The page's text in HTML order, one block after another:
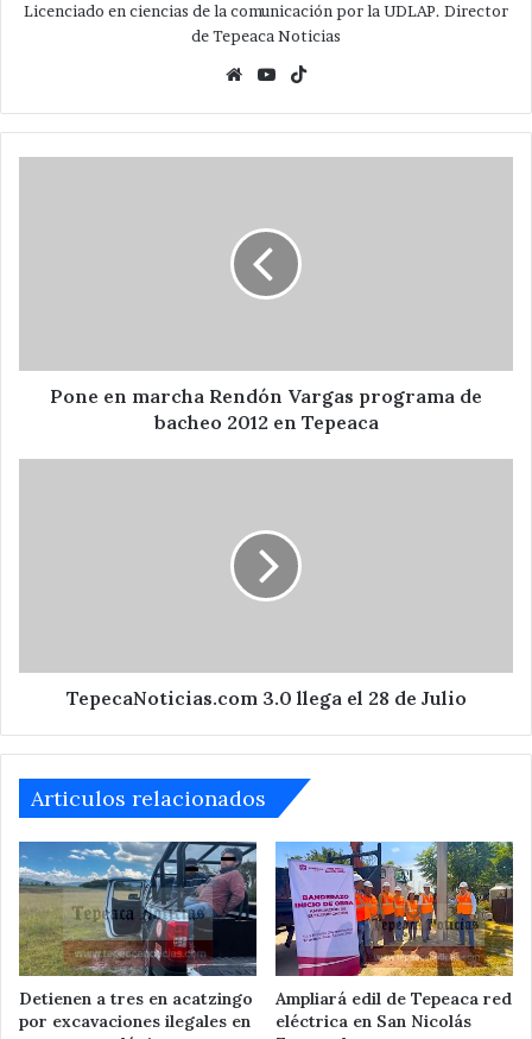
Licenciado en ciencias de la comunicación por la UDLAP. Director
de Tepeaca Noticias
WebsiteYouTube
2012
Pone en marcha Rendón Vargas programa de
bacheo 2012 en Tepeaca
TepecaNoticias.com 3.0 llega el 28 de Julio
Articulos relacionados
Detienen a tres en acatzingo
por excavaciones ilegales en
Ampliará edil de Tepeaca red
eléctrica en San Nicolás